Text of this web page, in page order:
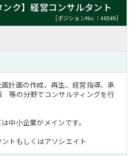
ンク】経営コンサルタント
［ポジションNo.：48549］
計画の作成、再生、経営指導、承
等の分野でコンサルティングを行
中小企業がメインです。
トもしくはアソシエイト